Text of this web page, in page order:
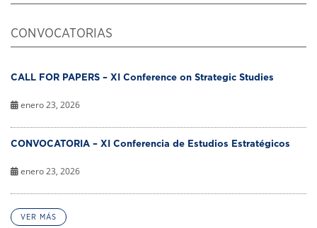
CONVOCATORIAS
CALL FOR PAPERS – XI Conference on Strategic Studies
enero 23, 2026
CONVOCATORIA – XI Conferencia de Estudios Estratégicos
enero 23, 2026
VER MÁS